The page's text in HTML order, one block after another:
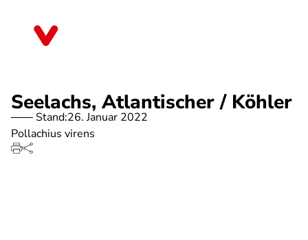
Seelachs, Atlantischer / Köhler
Stand:26. Januar 2022
Pollachius virens